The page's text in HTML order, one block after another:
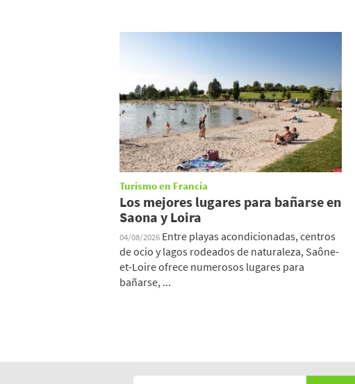
Turismo en Francia
Los mejores lugares para bañarse en
Saona y Loira
04/08/2026 Entre playas acondicionadas, centros
de ocio y lagos rodeados de naturaleza, Saône-
et-Loire ofrece numerosos lugares para
bañarse, ...